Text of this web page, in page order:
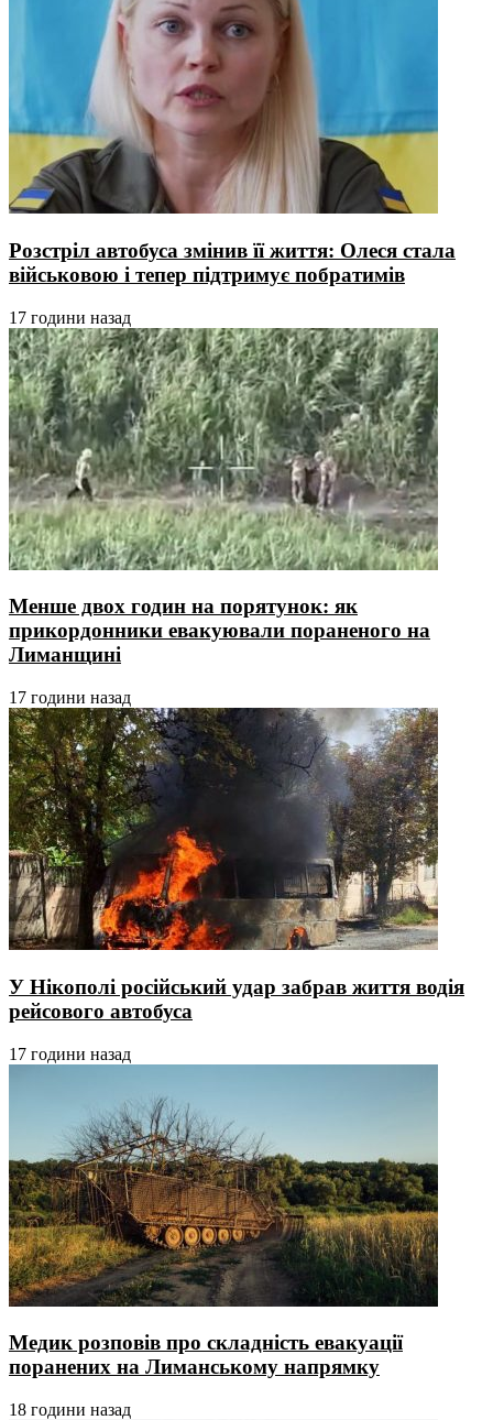
Розстріл автобуса змінив її життя: Олеся стала
військовою і тепер підтримує побратимів
17 години назад
Менше двох годин на порятунок: як
прикордонники евакуювали пораненого на
Лиманщині
17 години назад
У Нікополі російський удар забрав життя водія
рейсового автобуса
17 години назад
Медик розповів про складність евакуації
поранених на Лиманському напрямку
18 години назад